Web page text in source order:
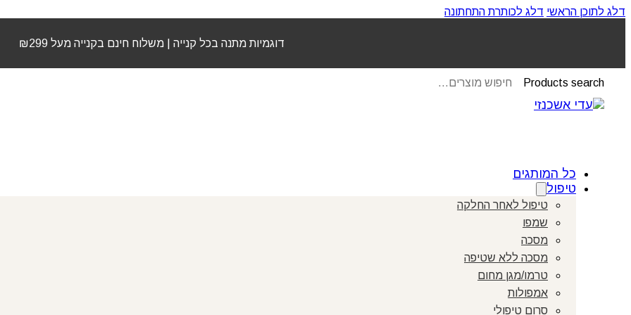
דלג לתוכן הראשי דלג לכותרת התחתונה
דוגמיות מתנה בכל קנייה | משלוח חינם בקנייה מעל ₪299
Products search
כל המותגים
טיפול
טיפול לאחר החלקה
שמפו
מסכה
מסכה ללא שטיפה
טרמו/מגן מחום
אמפולות
סרום טיפולי